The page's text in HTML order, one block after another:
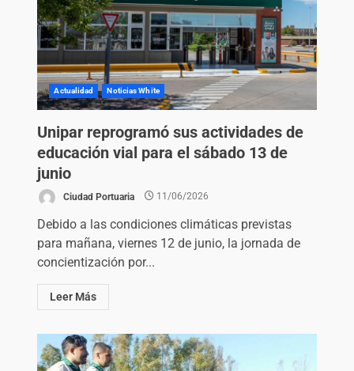
Actualidad Noticias White
Unipar reprogramó sus actividades de
educación vial para el sábado 13 de
junio
Ciudad Portuaria 11/06/2026
Debido a las condiciones climáticas previstas
para mañana, viernes 12 de junio, la jornada de
concientización por...
Leer Más